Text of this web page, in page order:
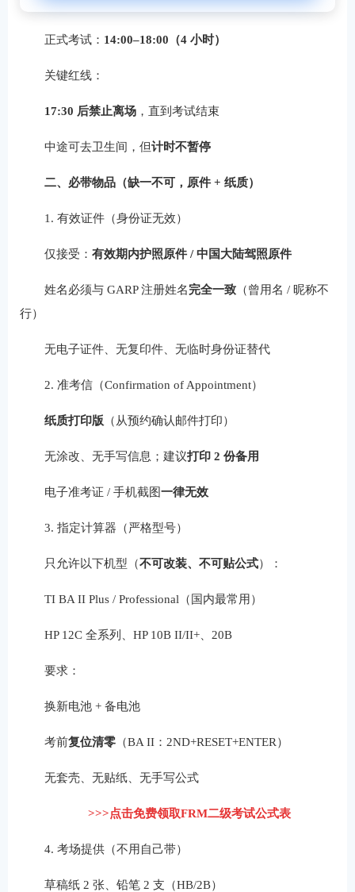
正式考试： 14:00–18:00（4 小时）
关键红线：
17:30 后禁止离场，直到考试结束
中途可去卫生间，但计时不暂停
二、必带物品（缺一不可，原件 + 纸质）
1. 有效证件（身份证无效）
仅接受： 有效期内护照原件 / 中国大陆驾照原件
姓名必须与 GARP 注册姓名完全一致（曾用名 / 昵称不
行）
无电子证件、无复印件、无临时身份证替代
2. 准考信（Confirmation of Appointment）
纸质打印版 （从预约确认邮件打印）
无涂改、无手写信息；建议打印 2 份备用
电子准考证 / 手机截图一律无效
3. 指定计算器（严格型号）
只允许以下机型（不可改装、不可贴公式）：
TI BA II Plus / Professional（国内最常用）
HP 12C 全系列、HP 10B II/II+、20B
要求：
换新电池 + 备电池
考前复位清零（BA II：2ND+RESET+ENTER）
无套壳、无贴纸、无手写公式
>>>点击免费领取FRM二级考试公式表
4. 考场提供（不用自己带）
草稿纸 2 张、铅笔 2 支（HB/2B）